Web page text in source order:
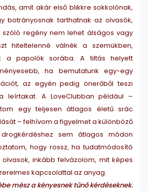
amit akár első blikkre sokkolónak,
botrányosnak tarthatnak az olvasók,
regény nem lehet álságos vagy
hiteltelenné válnék a szemükben,
a papolók sorába. A tiltás helyett
ha bemutatunk egy-egy
az egyén pedig önerőből teszi
leírtakat. A LoveClubban például –
egy teljesen átlagos életű srác
– felhívom a figyelmet a különböző
sem átlagos módon
hogy rossz, ha tudatmódosító
inkább felvázolom, mit képes
kapcsolattal az anyag.
mész a kényesnek tűnő kérdéseknek.